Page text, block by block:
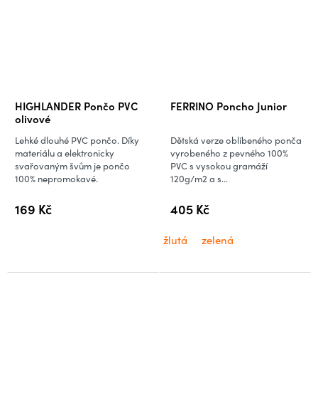
HIGHLANDER Pončo PVC
olivové
169 Kč
Lehké dlouhé PVC pončo. Díky
materiálu a elektronicky
svařovaným švům je pončo
100% nepromokavé.
FERRINO Poncho Junior
405 Kč
Dětská verze oblíbeného ponča
vyrobeného z pevného 100%
PVC s vysokou gramáží
120g/m2 a s...
žlutá zelená